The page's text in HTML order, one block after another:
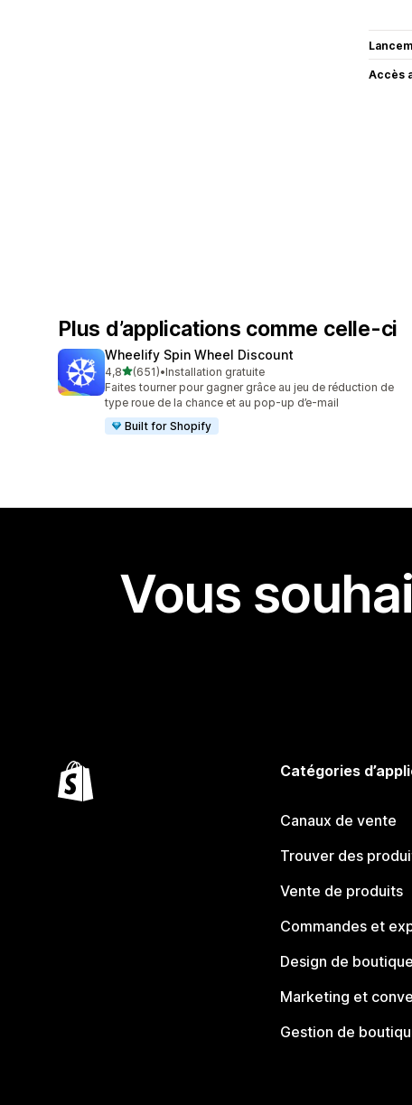
Accès
Plus d’applications comme celle-ci
Wheelify Spin Wheel Discount
4,8étoile(s) sur 5
(651)
651 avis au total
•Installation gratuite
Faites tourner pour gagner grâce au jeu de réduction de
type roue de la chance et au pop-up d’e-mail
Built for Shopify
Vous
Catégories
Canaux de vente
Trouver des
Vente de produits
Commandes et
Design de boutique
Marketing et
Gestion de